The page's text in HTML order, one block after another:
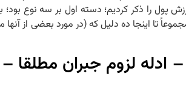
جبران کاهش ارزش پول را ذکر کردیم؛ دسته اول بر سه
تا اینجا ده دلیل که (در مورد بعضی از آنها
لزوم جبران مطلقا –